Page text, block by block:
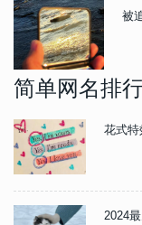
被
简单网名排
花式特
2024